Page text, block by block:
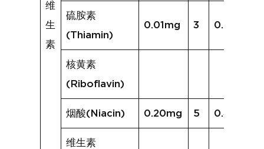
维
生
素
硫胺素
(Thiamin)
0.01mg 3 0.01mg
核黄素
(Riboflavin)
烟酸(Niacin) 0.20mg 5 0.43mg
维生素